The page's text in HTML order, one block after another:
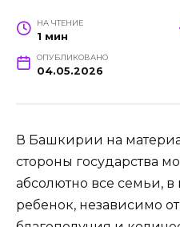
НА ЧТЕНИЕ
1 мин
ОПУБЛИКОВАНО
04.05.2026
В Башкирии на
стороны государства
абсолютно все семьи, в
ребенок, независимо